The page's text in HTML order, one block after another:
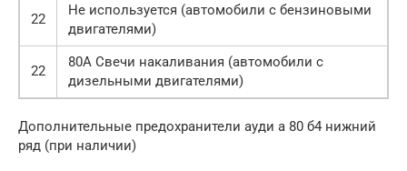
22
Не используется (автомобили с бензиновыми
двигателями)
22
80А Свечи накаливания (автомобили с
дизельными двигателями)
Дополнительные предохранители ауди а 80 б4 нижний
ряд (при наличии)